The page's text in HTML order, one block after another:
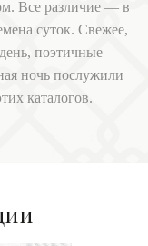
Все различие — в
суток. Свежее,
поэтичные
ночь послужили
каталогов.